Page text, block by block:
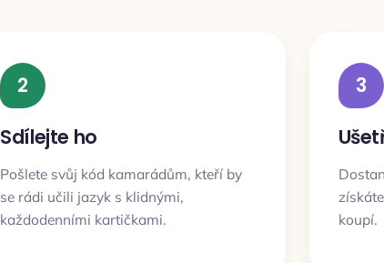
2
Sdílejte ho
Pošlete svůj kód kamarádům, kteří by
se rádi učili jazyk s klidnými,
každodenními kartičkami.
3
koupí.